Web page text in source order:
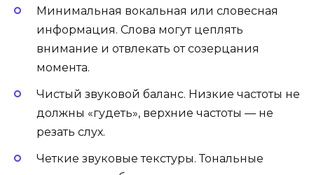
Минимальная вокальная или словесная
информация. Слова могут цеплять
внимание и отвлекать от созерцания
момента.
Чистый звуковой баланс. Низкие частоты не
должны «гудеть», верхние частоты — не
резать слух.
Четкие звуковые текстуры. Тональные